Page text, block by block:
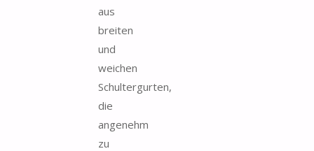
aus
breiten
und
weichen
Schultergurten,
die
angenehm
zu